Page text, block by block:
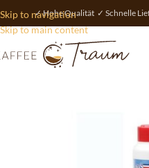
Skip to navigation
Skip to main content
✓ Hohe Qualität ✓ Schnelle